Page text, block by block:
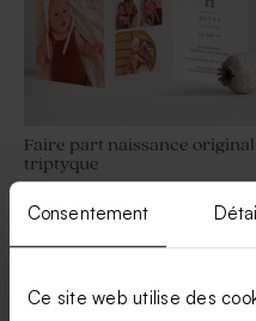
Consentement
Ce site web utilise des
Petit pot en verre dépoli
baptême sable
Faire part naissance original
triptyque